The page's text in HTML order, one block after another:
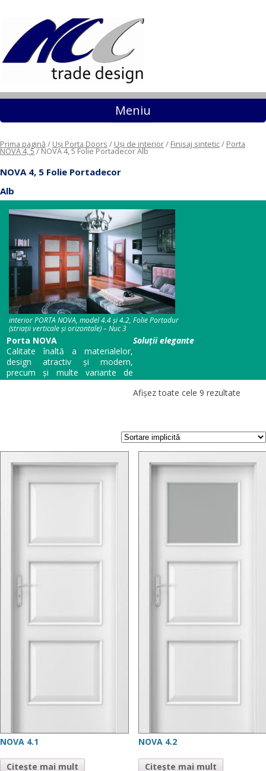
Meniu Sari la conținut
Prima pagină / Uși Porta Doors / Uși de interior/ Finisaj sintetic/ Porta
NOVA 4, 5/ NOVA 4, 5 Folie Portadecor Alb
NOVA 4, 5 Folie Portadecor
Alb
interior PORTA NOVA, model 4.4 și 4.2, Folie Portadur
(striații verticale și orizontale) – Nuc 3
Porta NOVA
Soluții elegante
Calitate înaltă a materialelor,
design atractiv și modern,
precum și multe variante de
geamuri sunt atuurile principale
Afișez toate cele 9 rezultate
NOVA 4.1
Citește mai mult
NOVA 4.2
Citește mai mult